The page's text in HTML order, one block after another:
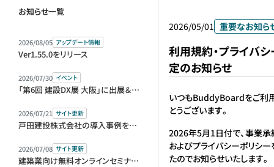
お知らせ一覧
2026/08/05 アップデート情報
Ver1.55.0をリリース
2026/07/30 イベント
「第6回 建設DX展 大阪」に出展＆セミナー登壇します
2026/07/21 サイト更新
戸田建設株式会社の導入事例を公開しました
2026/07/08 サイト更新
建築業向け無料オンラインセミナー（アーカイブ動画）を公開しました
2026/05/01 重要なお知ら
利用規約・プライバ
定のお知らせ
いつもBuddyBoardをご利
とうございます。
2026年5月1日付で、事業
およびプライバシーポリシ
たのでお知らせいたします。